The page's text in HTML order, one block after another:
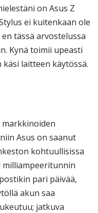
on Asus Z
ei kuitenkaan ole
tässä arvostelussa
Kynä toimii upeasti
laitteen käytössä.
markkinoiden
Asus on saanut
kohtuullisissa
milliampeeritunnin
pari päivää,
akun saa
jatkuva